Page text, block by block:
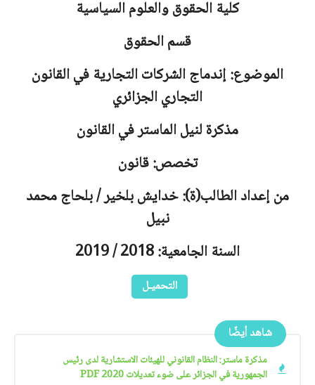
كلية الحقوق والعلوم السياسية
قسم الحقوق
الموضوع: إندماج الشركات التجارية في القانون
التجاري الجزائري
مذكرة لنيل الماستر في القانون
تخصص: قانون
من إعداد الطالب(ة):خدايش بلخير / بلحاج محمد
نبيل
السنة الجامعية: 2018 / 2019
التحميـل
شاهد أيضًا
مذكرة ماستر: النظام القانوني للهيئات الاستشارية لدى رئيس
الجمهورية في الجزائر على ضوء تعديلات 2020 PDF